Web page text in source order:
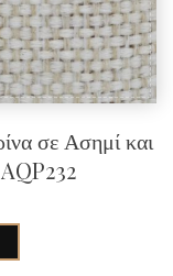
σε Ασημί και